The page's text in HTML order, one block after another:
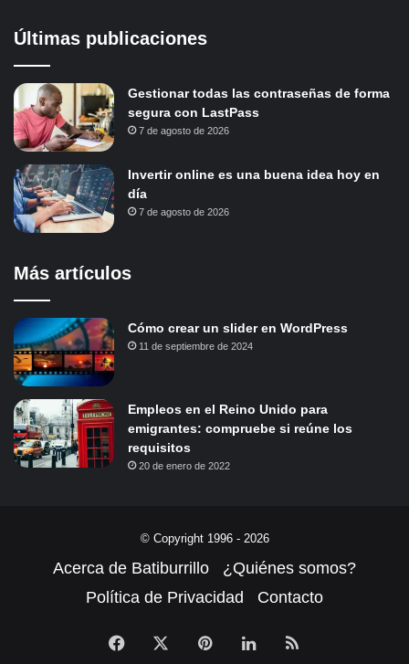
Últimas publicaciones
Gestionar todas las contraseñas de forma
segura con LastPass
7 de agosto de 2026
Invertir online es una buena idea hoy en
día
7 de agosto de 2026
Más artículos
Cómo crear un slider en WordPress
11 de septiembre de 2024
Empleos en el Reino Unido para
emigrantes: compruebe si reúne los
requisitos
20 de enero de 2022
© Copyright 1996 - 2026
Acerca de Batiburrillo
¿Quiénes somos?
Política de Privacidad
Contacto
Facebook PinterestLinkedInRSS